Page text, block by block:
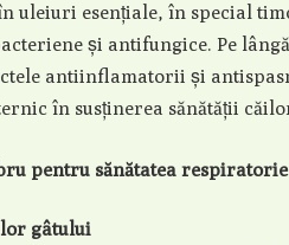
uleiuri esențiale, în special
și antifungice. Pe
antiinflamatorii și
în susținerea sănătății
pentru sănătatea respiratorie
gâtului